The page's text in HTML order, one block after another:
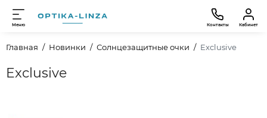
Меню Контакты Кабинет
Главная Новинки Солнцезащитные очки Exclusive
Exclusive